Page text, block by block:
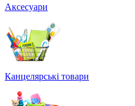
Аксесуари
Канцелярські товари